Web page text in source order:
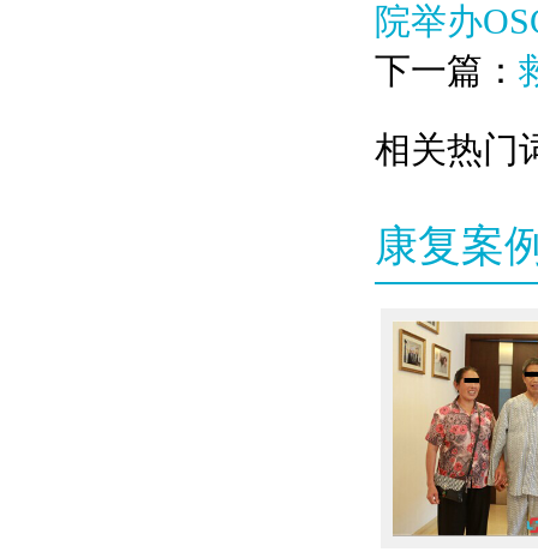
院举办
下一篇：
相关热门
康复案